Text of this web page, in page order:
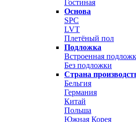
Гостиная
Основа
SPC
LVT
Плетёный пол
Подложка
Встроенная
Без подложки
Страна
Бельгия
Германия
Китай
Польша
Южная Корея